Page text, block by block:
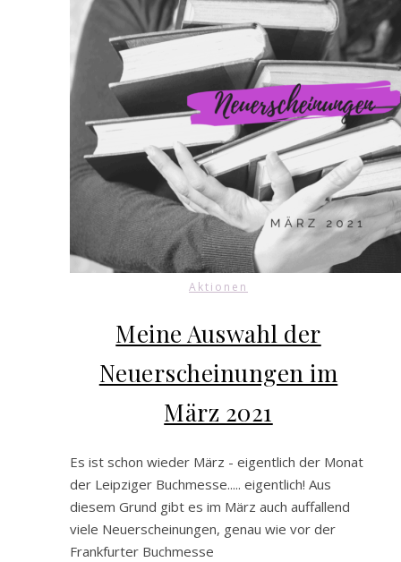
Aktionen
Meine Auswahl der
Neuerscheinungen im
März 2021
Es ist schon wieder März - eigentlich der Monat
der Leipziger Buchmesse..... eigentlich! Aus
diesem Grund gibt es im März auch auffallend
viele Neuerscheinungen, genau wie vor der
Frankfurter Buchmesse